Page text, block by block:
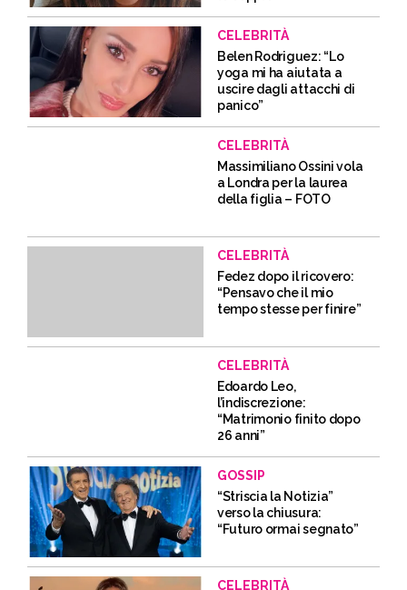
CELEBRITÀ
Belen Rodriguez: “Lo
yoga mi ha aiutata a
uscire dagli attacchi di
panico”
CELEBRITÀ
Massimiliano Ossini vola
a Londra per la laurea
della figlia – FOTO
CELEBRITÀ
Fedez dopo il ricovero:
“Pensavo che il mio
tempo stesse per finire”
CELEBRITÀ
Edoardo Leo,
l’indiscrezione:
“Matrimonio finito dopo
26 anni”
GOSSIP
“Striscia la Notizia”
verso la chiusura:
“Futuro ormai segnato”
CELEBRITÀ